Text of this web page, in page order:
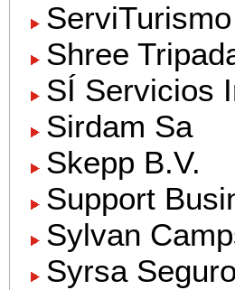
Shree
SÍ Servicios
Sirdam Sa
Skepp B.V.
Support
Sylvan
Syrsa